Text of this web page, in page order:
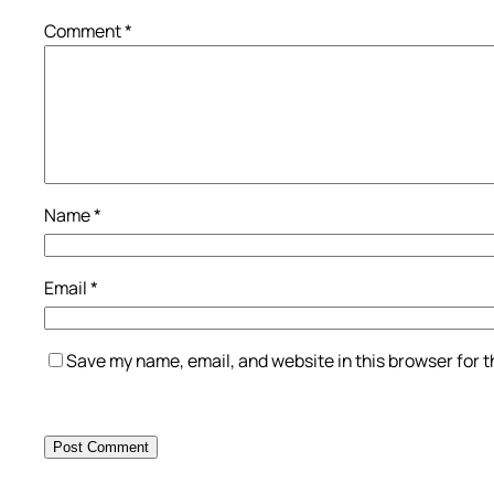
Comment*
Name*
Email*
Save my name, email, and website in this browser for